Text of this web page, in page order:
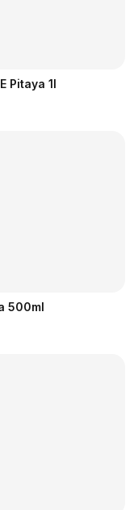
Pitaya 1l
500ml